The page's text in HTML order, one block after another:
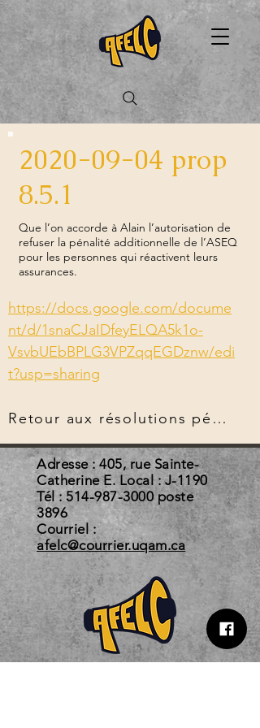
2020-09-04 prop
8.5.1
Que l’on accorde à Alain l’autorisation de
refuser la pénalité additionnelle de l’ASEQ
pour les personnes qui réactivent leurs
assurances.
https://docs.google.com/docume
nt/d/1snaCJaIDfeyELQA5k1o-
VsvbUEbBPLG3VPZqqEGDznw/edi
t?usp=sharing
Retour aux résolutions pérennes
Adresse : 405, rue Sainte-
Catherine E. Local : J-1190
Tél :514-987-3000poste
3896
Courriel :
afelc@courrier.uqam.ca